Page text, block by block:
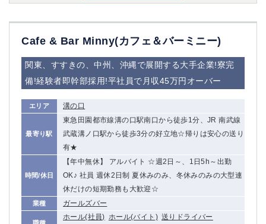
Cafe & Bar Minny(カフェ＆バーミニー)
関東、すすきの、中州、沖縄で展開する大手企業!寮完
備!経験者即幹部採用!平社員で月収45万円オーバー
エリア 溝の口
最寄り駅
東急田園都市線溝の口駅南口から徒歩1分、JR 南武線
武蔵溝ノ口駅から徒歩3分の好立地☆帰りは安心の送り
有★
時間/休日
【年中無休】 アルバイト ☆週2日～、1日5h～出勤
OK♪ 社員 週休2日制 夏休みのみ、冬休みのみの大型連
休だけの短期勤務も大歓迎☆
業種 ガールズバー
職種
ホール(社員) ホール(バイト) 送りドライバー
祖師ヶ谷大蔵
小岩
湯島
久米川
五井
神奈川県
横浜
川崎
溝の口
平塚
武蔵小杉
橋本
横浜・桜木町
関内・馬車道・日ノ出町